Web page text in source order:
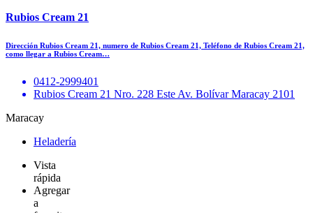
Rubios Cream 21
Dirección Rubios Cream 21, numero de Rubios Cream 21, Teléfono de Rubios Cream 21,
como llegar a Rubios Cream…
0412-2999401
Rubios Cream 21 Nro. 228 Este Av. Bolívar Maracay 2101
Maracay
Heladería
Vista
rápida
Agregar
a